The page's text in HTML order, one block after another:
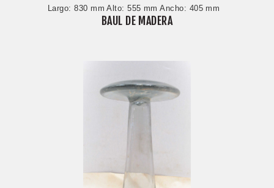
Largo: 830 mm Alto: 555 mm Ancho: 405 mm
BAUL DE MADERA